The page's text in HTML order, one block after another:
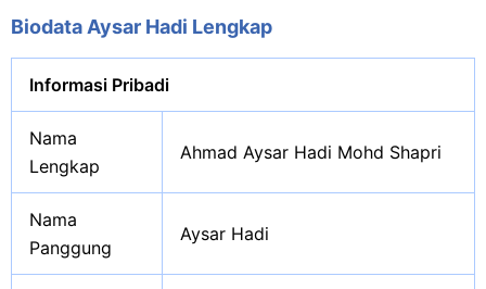
Biodata Aysar Hadi Lengkap
Informasi Pribadi
Nama
Lengkap
Ahmad Aysar Hadi Mohd Shapri
Nama
Panggung
Aysar Hadi